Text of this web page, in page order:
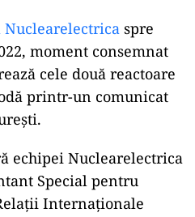
spre
moment consemnat
cele două reactoare
printr-un comunicat
echipei Nuclearelectrica
Special pentru
Internaționale